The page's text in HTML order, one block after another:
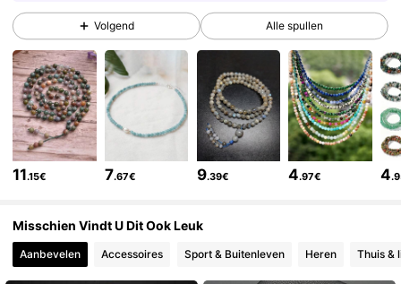
4.89 31K Volgers
4.89 31K Volgers
4.89 31K Volgers
4.89 31K Volgers
Volgend Alle spullen
11.15€ 7.67€ 9.39€ 4.97€ 4
Misschien Vindt U Dit Ook Leuk
Aanbevelen Accessoires Sport & Buitenleven Heren Thuis &